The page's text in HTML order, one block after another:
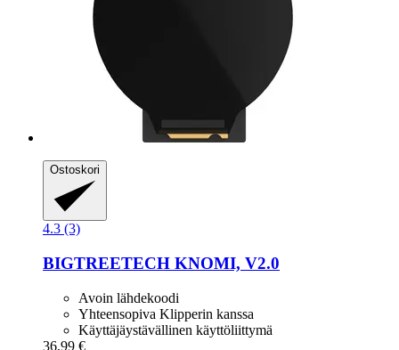
Ostoskori
4.3 (3)
BIGTREETECH KNOMI, V2.0
Avoin lähdekoodi
Yhteensopiva Klipperin kanssa
Käyttäjäystävällinen käyttöliittymä
36,99 €